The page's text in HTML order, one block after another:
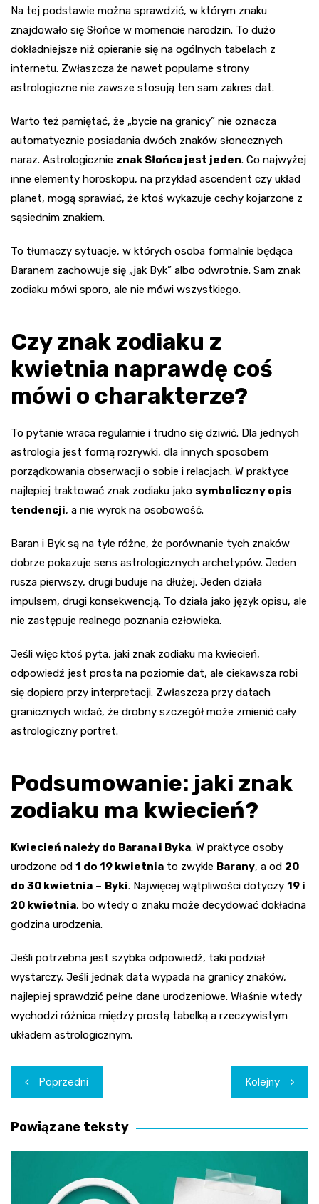
Na tej podstawie można sprawdzić, w którym znaku
znajdowało się Słońce w momencie narodzin. To dużo
dokładniejsze niż opieranie się na ogólnych tabelach z
internetu. Zwłaszcza że nawet popularne strony
astrologiczne nie zawsze stosują ten sam zakres dat.
Warto też pamiętać, że „bycie na granicy” nie oznacza
automatycznie posiadania dwóch znaków słonecznych
naraz. Astrologicznie znak Słońca jest jeden. Co najwyżej
inne elementy horoskopu, na przykład ascendent czy układ
planet, mogą sprawiać, że ktoś wykazuje cechy kojarzone z
sąsiednim znakiem.
To tłumaczy sytuacje, w których osoba formalnie będąca
Baranem zachowuje się „jak Byk” albo odwrotnie. Sam znak
zodiaku mówi sporo, ale nie mówi wszystkiego.
Czy znak zodiaku z
kwietnia naprawdę coś
mówi o charakterze?
To pytanie wraca regularnie i trudno się dziwić. Dla jednych
astrologia jest formą rozrywki, dla innych sposobem
porządkowania obserwacji o sobie i relacjach. W praktyce
najlepiej traktować znak zodiaku jako symboliczny opis
tendencji, a nie wyrok na osobowość.
Baran i Byk są na tyle różne, że porównanie tych znaków
dobrze pokazuje sens astrologicznych archetypów. Jeden
rusza pierwszy, drugi buduje na dłużej. Jeden działa
impulsem, drugi konsekwencją. To działa jako język opisu, ale
nie zastępuje realnego poznania człowieka.
Jeśli więc ktoś pyta, jaki znak zodiaku ma kwiecień,
odpowiedź jest prosta na poziomie dat, ale ciekawsza robi
się dopiero przy interpretacji. Zwłaszcza przy datach
granicznych widać, że drobny szczegół może zmienić cały
astrologiczny portret.
Podsumowanie: jaki znak
zodiaku ma kwiecień?
Kwiecień należy do Barana i Byka. W praktyce osoby
urodzone od 1 do 19 kwietnia to zwykle Barany, a od 20
do 30 kwietnia – Byki. Najwięcej wątpliwości dotyczy 19 i
20 kwietnia, bo wtedy o znaku może decydować dokładna
godzina urodzenia.
Jeśli potrzebna jest szybka odpowiedź, taki podział
wystarczy. Jeśli jednak data wypada na granicy znaków,
najlepiej sprawdzić pełne dane urodzeniowe. Właśnie wtedy
wychodzi różnica między prostą tabelką a rzeczywistym
układem astrologicznym.
Nawigacja
wpisu
Poprzedni Kolejny
Powiązane teksty